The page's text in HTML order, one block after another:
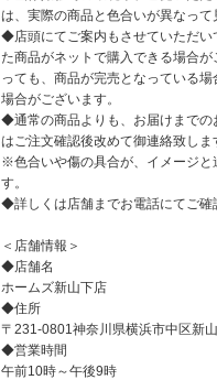
は、実際の商品と色合いが異なって
◆店頭にてご案内もさせていただい
た商品がネットで購入できる場合
っても、商品が完売となっている
場合がございます。
◆通常の商品よりも、お届けまでの
はご注文確認後改めて御連絡致しま
※色合いや傷の具合が、イメージと
す。
◆詳しくは店舗までお電話にてご確
＜店舗情報＞
◆店舗名
ホームズ新山下店
◆住所
〒231-0801神奈川県横浜市中区新
◆営業時間
午前10時～午後9時